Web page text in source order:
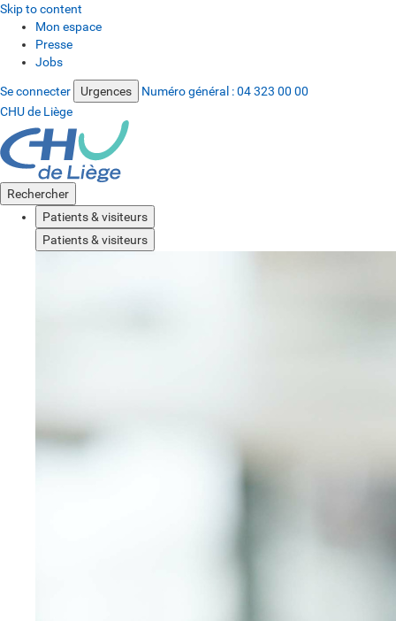
Skip to content
Mon espace
Presse
Jobs
Se connecter Urgences Numéro général :04 323 00 00
CHU de Liège
Rechercher
Patients & visiteurs
Patients & visiteurs